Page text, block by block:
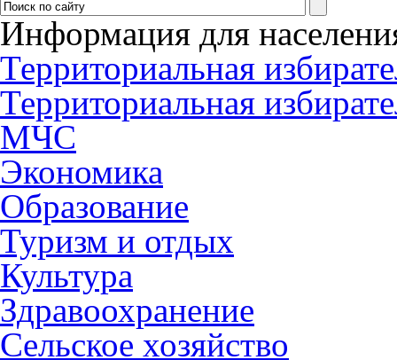
Информация для
Территориальная
Территориальная
МЧС
Экономика
Образование
Туризм и отдых
Культура
Здравоохранение
Сельское хозяйство